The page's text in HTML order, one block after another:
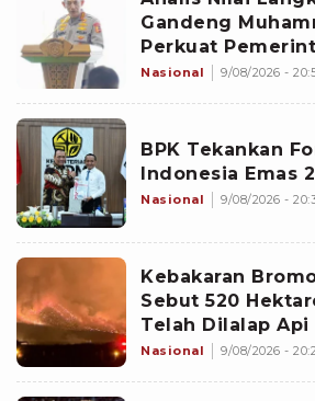
Gandeng
Perkuat
Gibran
Nasional 9/08/2026 -
BPK Tekankan
Indonesia Emas
Nasional 9/08/2026 -
Kebakaran
Sebut 520
Telah Dilalap Api
Nasional 9/08/2026 -